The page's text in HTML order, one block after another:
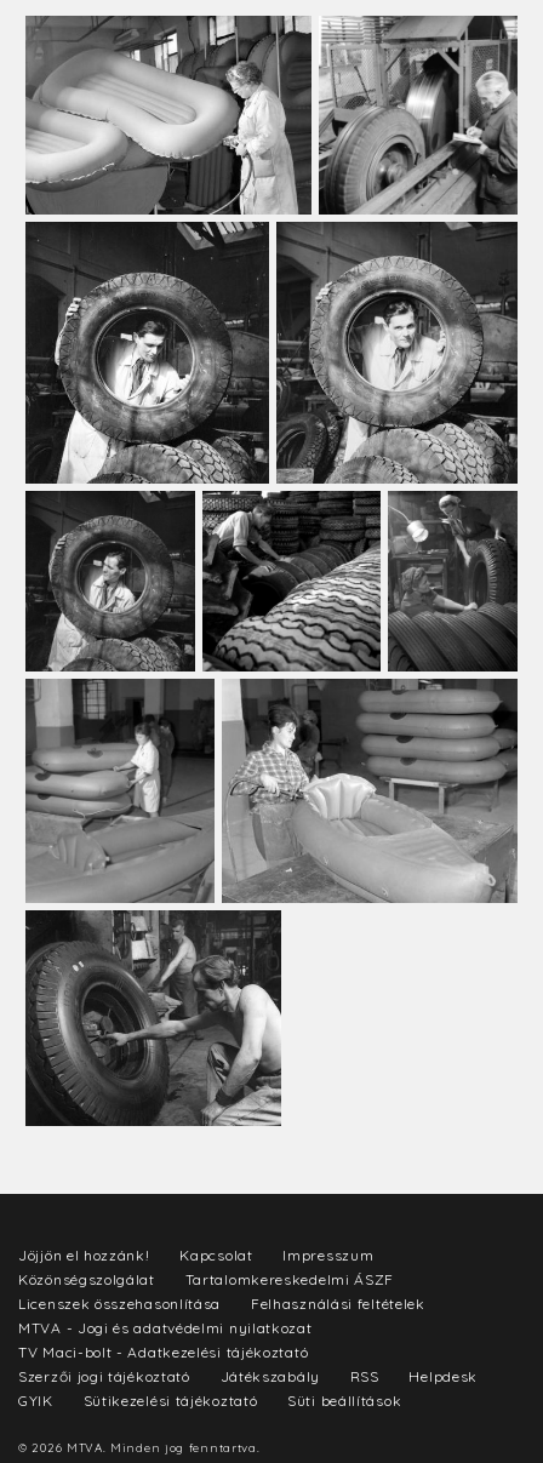
Jöjjön el hozzánk! Kapcsolat
Impresszum
Közönségszolgálat
Tartalomkereskedelmi ÁSZF
Licenszek összehasonlítása
Felhasználási feltételek
MTVA - Jogi és adatvédelmi nyilatkozat
TV Maci-bolt - Adatkezelési tájékoztató
Szerzői jogi tájékoztató
Játékszabály RSS
Helpdesk
GYIK
Sütikezelési tájékoztató Süti beállítások
© 2026 MTVA. Minden jog fenntartva.